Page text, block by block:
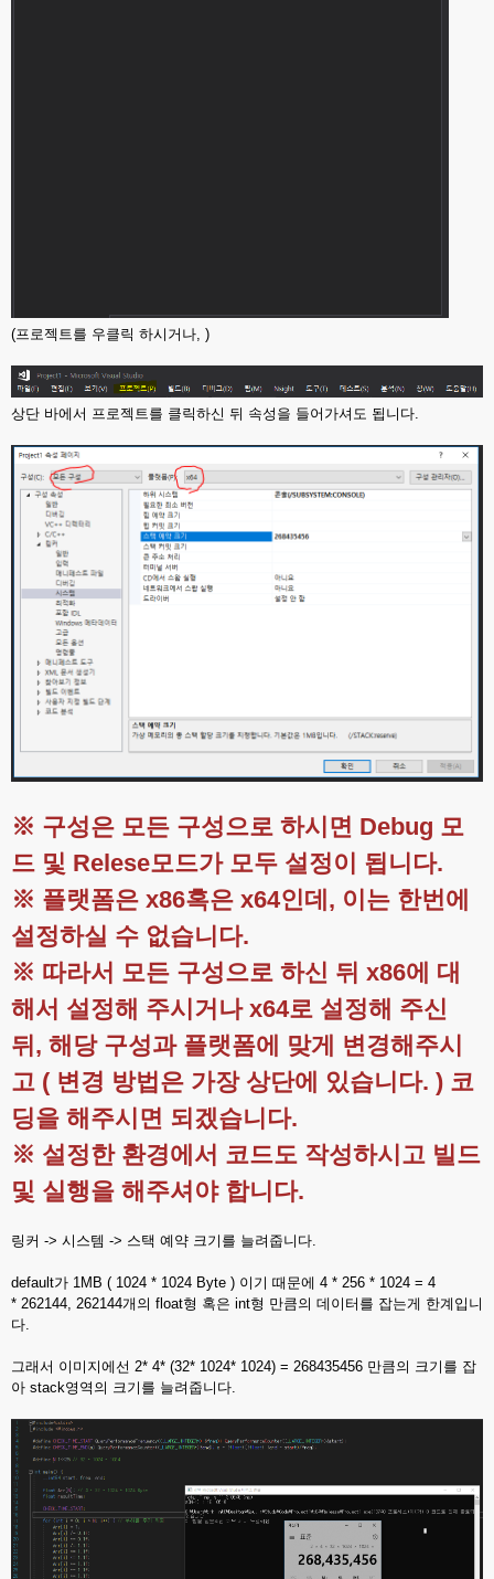
(프로젝트를 우클릭 하시거나, )
상단 바에서 프로젝트를 클릭하신 뒤 속성을 들어가셔도 됩니다.
※ 구성은 모든 구성으로 하시면 Debug 모
드 및 Relese모드가 모두 설정이 됩니다.
※ 플랫폼은 x86혹은 x64인데, 이는 한번에
설정하실 수 없습니다.
※ 따라서 모든 구성으로 하신 뒤 x86에 대
해서 설정해 주시거나 x64로 설정해 주신
뒤, 해당 구성과 플랫폼에 맞게 변경해주시
고 ( 변경 방법은 가장 상단에 있습니다. ) 코
딩을 해주시면 되겠습니다.
※ 설정한 환경에서 코드도 작성하시고 빌드
및 실행을 해주셔야 합니다.
링커 -> 시스템 -> 스택 예약 크기를 늘려줍니다.
default가 1MB ( 1024 * 1024 Byte ) 이기 때문에 4 * 256 * 1024 = 4
* 262144, 262144개의 float형 혹은 int형 만큼의 데이터를 잡는게 한계입니
다.
그래서 이미지에선 2* 4* (32* 1024* 1024) = 268435456 만큼의 크기를 잡
아 stack영역의 크기를 늘려줍니다.